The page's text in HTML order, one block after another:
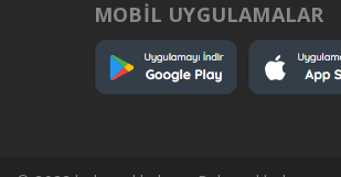
MOBİL UYGULAMALAR